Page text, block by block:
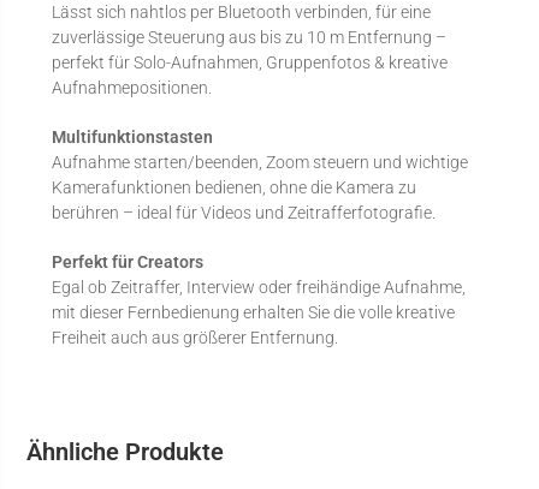
Lässt sich nahtlos per Bluetooth verbinden, für eine
zuverlässige Steuerung aus bis zu 10 m Entfernung –
perfekt für Solo-Aufnahmen, Gruppenfotos & kreative
Aufnahmepositionen.
Multifunktionstasten
Aufnahme starten/beenden, Zoom steuern und wichtige
Kamerafunktionen bedienen, ohne die Kamera zu
berühren – ideal für Videos und Zeitrafferfotografie.
Perfekt für Creators
Egal ob Zeitraffer, Interview oder freihändige Aufnahme,
mit dieser Fernbedienung erhalten Sie die volle kreative
Freiheit auch aus größerer Entfernung.
Ähnliche Produkte